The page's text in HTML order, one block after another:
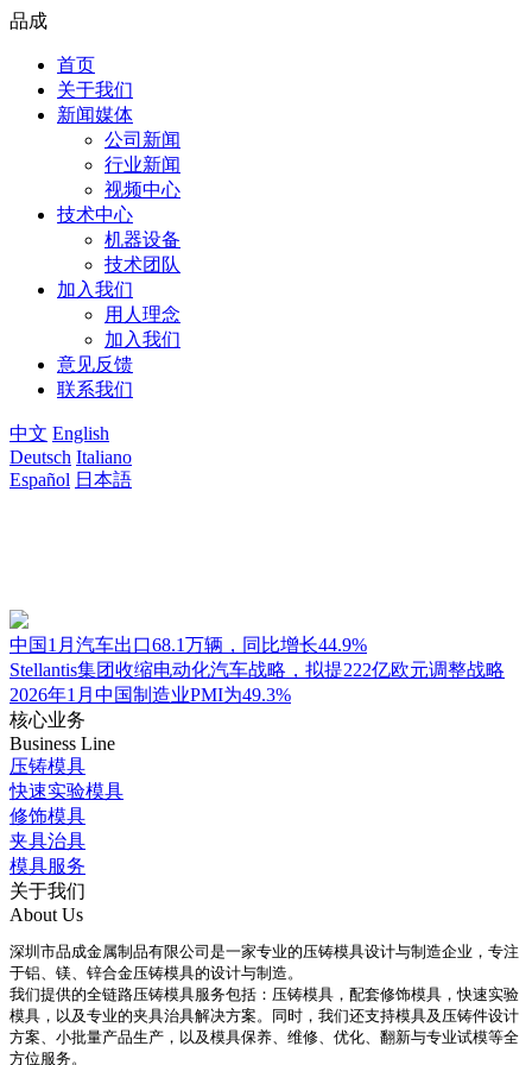
品成
首页
关于我们
新闻媒体
公司新闻
行业新闻
视频中心
技术中心
机器设备
技术团队
加入我们
用人理念
加入我们
意见反馈
联系我们
中文 English
Deutsch Italiano
Español 日本語
中国1月汽车出口68.1万辆，同比增长44.9%
Stellantis集团收缩电动化汽车战略，拟提222亿欧元调整战略
2026年1月中国制造业PMI为49.3%
核心业务
Business Line
压铸模具
快速实验模具
修饰模具
夹具治具
模具服务
关于我们
About Us
深圳市品成金属制品有限公司是一家专业的压铸模具设计与制造企业，专注
于铝、镁、锌合金压铸模具的设计与制造。
我们提供的全链路压铸模具服务包括：压铸模具，配套修饰模具，快速实验
模具，以及专业的夹具治具解决方案。同时，我们还支持模具及压铸件设计
方案、小批量产品生产，以及模具保养、维修、优化、翻新与专业试模等全
方位服务。